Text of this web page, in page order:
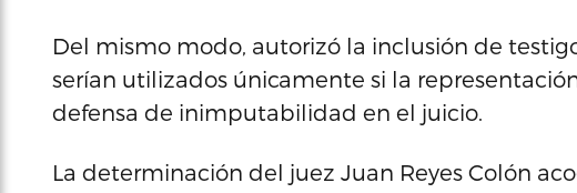
Del mismo modo, autorizó la inclusión de
serían utilizados únicamente si la
defensa de inimputabilidad en el juicio.
La determinación del juez Juan Reyes Colón